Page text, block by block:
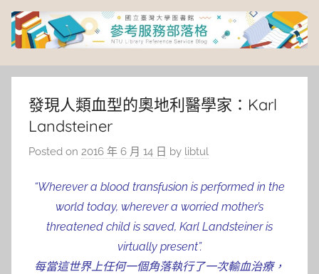
Skip
content
臺
灣
大
學
發現人類血型的奧地利醫學家：Karl
Landsteiner
Posted on 2016 年 6 月 14 日 by libtul
“Wherever a blood transfusion is performed in the
world today, wherever a worried mother’s
threatened child is saved, Karl Landsteiner is
virtually present”.
每當這世界上任何一個角落執行了一次輸血治療，